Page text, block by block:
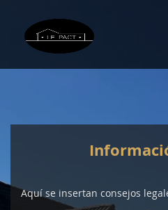
Aquí se insertan consejos